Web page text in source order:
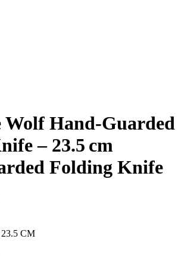
Hand‑Guarded
– 23.5 cm
Folding Knife
CM